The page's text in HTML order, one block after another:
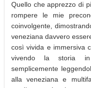
Quello che apprezzo di
rompere le mie
coinvolgente,
veneziana davvero
così vivida e immersiva
vivendo la storia
semplicemente
alla veneziana e